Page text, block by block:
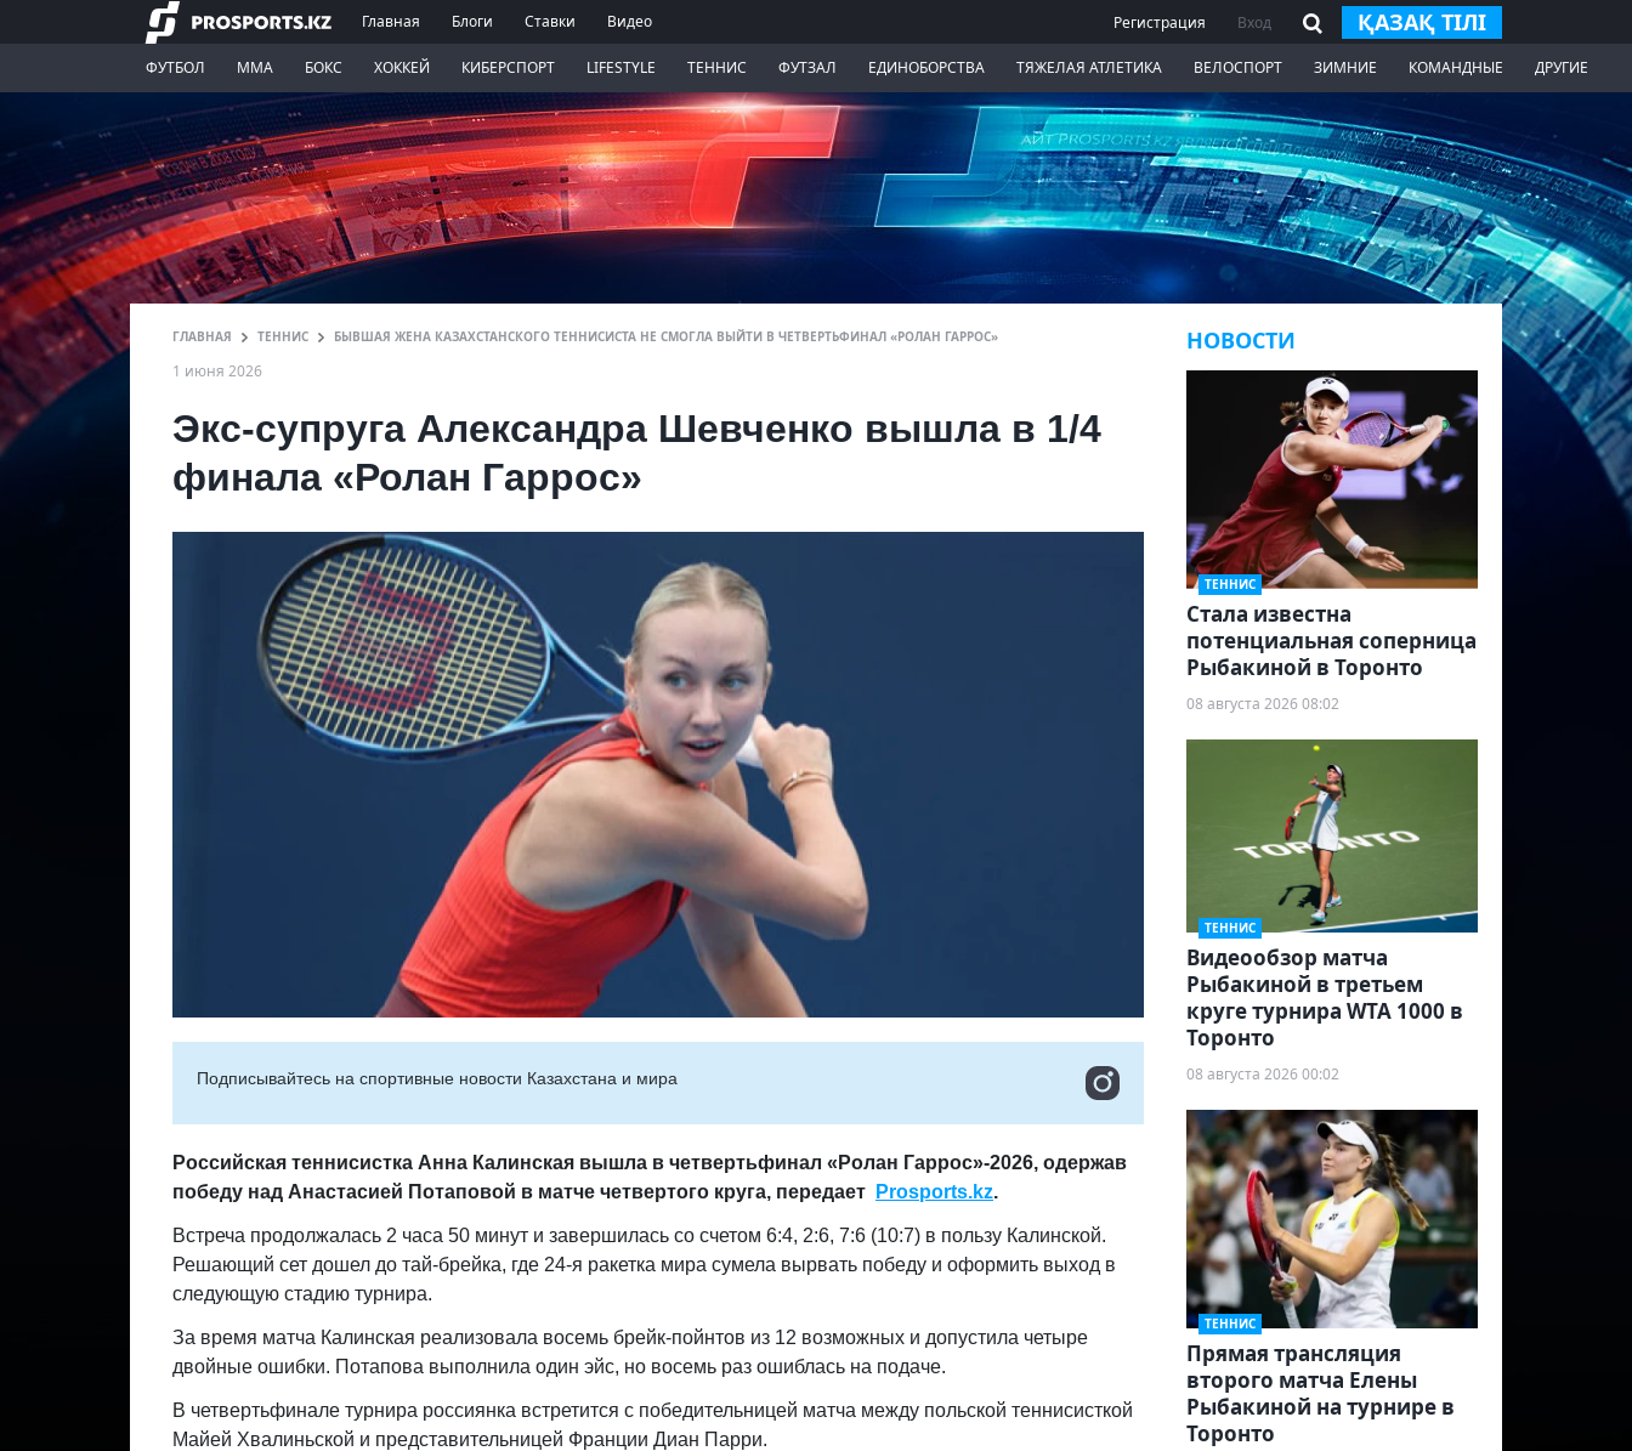
Главная Блоги Ставки Видео Регистрация Вход ҚАЗАҚ ТІЛІ
ФУТБОЛ ММА БОКС ХОККЕЙ КИБЕРСПОРТ LIFESTYLE ТЕННИС ФУТЗАЛ ЕДИНОБОРСТВА ТЯЖЕЛАЯ АТЛЕТИКА ВЕЛОСПОРТ ЗИМНИЕ КОМАНДНЫЕ ДРУГИЕ
ГЛАВНАЯ ТЕННИС БЫВШАЯ ЖЕНА КАЗАХСТАНСКОГО ТЕННИСИСТА НЕ СМОГЛА ВЫЙТИ В ЧЕТВЕРТЬФИНАЛ «РОЛАН ГАРРОС»
1 июня 2026
Экс-супруга Александра Шевченко вышла в 1/4
финала «Ролан Гаррос»
Подписывайтесь на cпортивные новости Казахстана и мира
Российская теннисистка Анна Калинская вышла в четвертьфинал «Ролан Гаррос»-2026, одержав
победу над Анастасией Потаповой в матче четвертого круга, передает
Prosports.kz.
Встреча продолжалась 2 часа 50 минут и завершилась со счетом 6:4, 2:6, 7:6 (10:7) в пользу Калинской.
Решающий сет дошел до тай-брейка, где 24-я ракетка мира сумела вырвать победу и оформить выход в
следующую стадию турнира.
За время матча Калинская реализовала восемь брейк-пойнтов из 12 возможных и допустила четыре
двойные ошибки. Потапова выполнила один эйс, но восемь раз ошиблась на подаче.
В четвертьфинале турнира россиянка встретится с победительницей матча между польской теннисисткой
Майей Хвалиньской и представительницей Франции Диан Парри.
НОВОСТИ
ТЕННИС
Cтала известна
потенциальная соперница
Рыбакиной в Торонто
08 августа 2026 08:02
ТЕННИС
Видеообзор матча
Рыбакиной в третьем
круге турнира WTA 1000 в
Торонто
08 августа 2026 00:02
ТЕННИС
Прямая трансляция
второго матча Елены
Рыбакиной на турнире в
Торонто